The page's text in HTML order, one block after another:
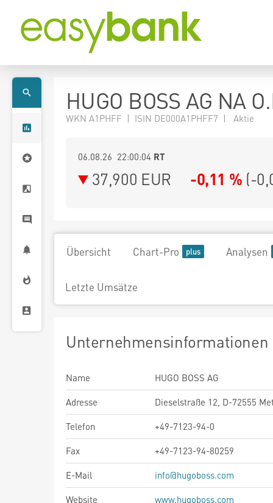
HUGO BOSS AG NA
WKN A1PHFF | ISIN DE000A1PHFF7 | Aktie
06.08.26 22:00:04 RT
37,900 EUR -0,11 % (-
Übersicht Chart-Pro Analysen
Letzte Umsätze
Unternehmensinformationen
Name
HUGO BOSS AG
Adresse
Dieselstraße 12, D-72555
Telefon
+49-7123-94-0
Fax
+49-7123-94-80259
E-Mail
info@hugoboss.com
Website
www.hugoboss.com